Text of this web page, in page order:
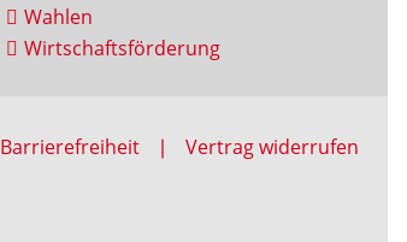
Wahlen
Wirtschaftsförderung
Barrierefreiheit Vertrag widerrufen